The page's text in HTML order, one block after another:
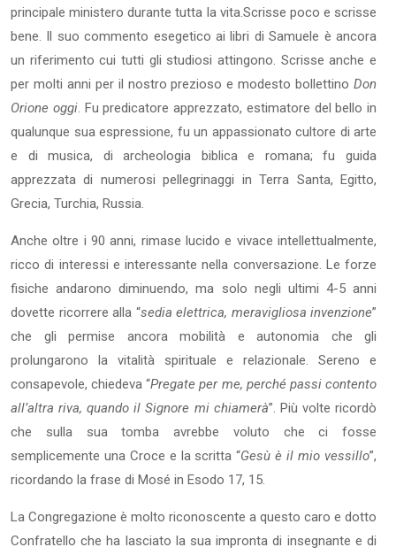
principale ministero durante tutta la vita.Scrisse poco e scrisse
bene. Il suo commento esegetico ai libri di Samuele è ancora
un riferimento cui tutti gli studiosi attingono. Scrisse anche e
per molti anni per il nostro prezioso e modesto bollettino Don
Orione oggi. Fu predicatore apprezzato, estimatore del bello in
qualunque sua espressione, fu un appassionato cultore di arte
e di musica, di archeologia biblica e romana; fu guida
apprezzata di numerosi pellegrinaggi in Terra Santa, Egitto,
Grecia, Turchia, Russia.
Anche oltre i 90 anni, rimase lucido e vivace intellettualmente,
ricco di interessi e interessante nella conversazione. Le forze
fisiche andarono diminuendo, ma solo negli ultimi 4-5 anni
dovette ricorrere alla “sedia elettrica, meravigliosa invenzione”
che gli permise ancora mobilità e autonomia che gli
prolungarono la vitalità spirituale e relazionale. Sereno e
consapevole, chiedeva “Pregate per me, perché passi contento
all’altra riva, quando il Signore mi chiamerà”. Più volte ricordò
che sulla sua tomba avrebbe voluto che ci fosse
semplicemente una Croce e la scritta “Gesù è il mio vessillo”,
ricordando la frase di Mosé in Esodo 17, 15.
La Congregazione è molto riconoscente a questo caro e dotto
Confratello che ha lasciato la sua impronta di insegnante e di